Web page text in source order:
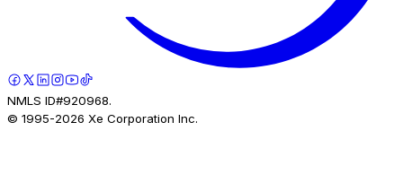
NMLS ID#920968.
© 1995-2026 Xe Corporation Inc.